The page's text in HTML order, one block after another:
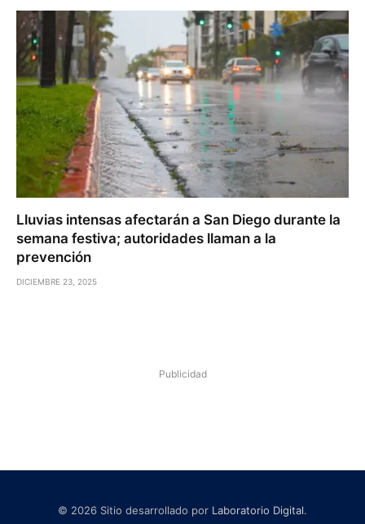
Lluvias intensas afectarán a San Diego durante la
semana festiva; autoridades llaman a la
prevención
DICIEMBRE 23, 2025
Publicidad
© 2026 Sitio desarrollado por Laboratorio Digital.